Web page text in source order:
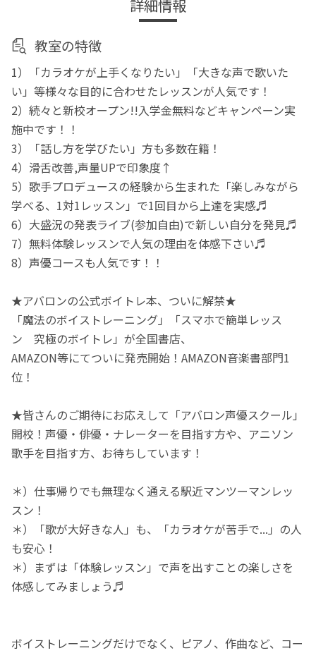
詳細情報
教室の特徴
1）「カラオケが上手くなりたい」「大きな声で歌いた
い」等様々な目的に合わせたレッスンが人気です！
2）続々と新校オープン!!入学金無料などキャンペーン実
施中です！！
3）「話し方を学びたい」方も多数在籍！
4）滑舌改善,声量UPで印象度↑
5）歌手プロデュースの経験から生まれた「楽しみながら
学べる、1対1レッスン」で1回目から上達を実感♬
6）大盛況の発表ライブ(参加自由)で新しい自分を発見♬
7）無料体験レッスンで人気の理由を体感下さい♬
8）声優コースも人気です！！
★アバロンの公式ボイトレ本、ついに解禁★
「魔法のボイストレーニング」「スマホで簡単レッス
ン 究極のボイトレ」が全国書店、
AMAZON等にてついに発売開始！AMAZON音楽書部門1
位！
★皆さんのご期待にお応えして「アバロン声優スクール」
開校！声優・俳優・ナレーターを目指す方や、アニソン
歌手を目指す方、お待ちしています！
＊）仕事帰りでも無理なく通える駅近マンツーマンレッ
スン！
＊）「歌が大好きな人」も、「カラオケが苦手で...」の人
も安心！
＊）まずは「体験レッスン」で声を出すことの楽しさを
体感してみましょう♬
ボイストレーニングだけでなく、ピアノ、作曲など、コー